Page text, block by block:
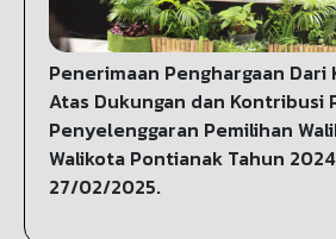
Penerimaan Penghargaan Dari
Atas Dukungan dan Kontribusi
Penyelenggaran Pemilihan
Walikota Pontianak Tahun
27/02/2025.